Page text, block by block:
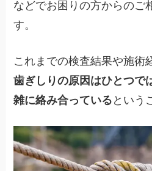
などでお困りの方からのご
す。
これまでの検査結果や施術
歯ぎしりの原因はひとつで
雑に絡み合っている という